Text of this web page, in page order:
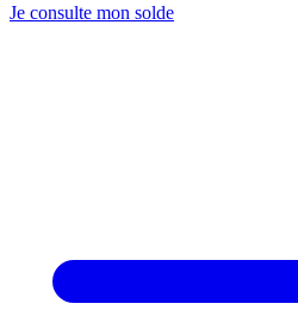
Je consulte mon solde